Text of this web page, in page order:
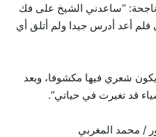
“ساعدني الشيخ على فك
فلم أعد أدرس جيدا ولم أتلق أي
شعري فيها مكشوفا، وبعد
قد تغيرت في حياتي”.
/ محمد المغربي